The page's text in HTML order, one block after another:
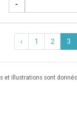
-
‹ 1 2 3
et illustrations sont